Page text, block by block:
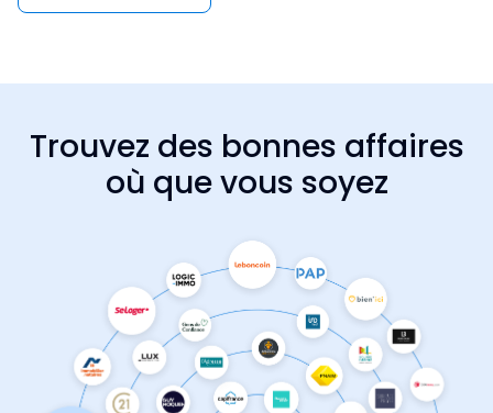
Trouvez des bonnes affaires
où que vous soyez